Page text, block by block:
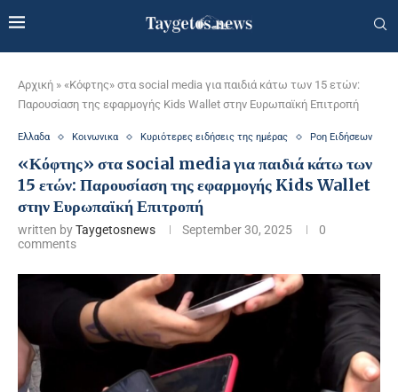
Αρχική » «Κόφτης» στα social media για παιδιά κάτω των 15 ετών:
Παρουσίαση της εφαρμογής Kids Wallet στην Ευρωπαϊκή Επιτροπή
Ελλαδα Κοινωνικα Κυριότερες ειδήσεις της ημέρας Ροη Ειδήσεων
«Κόφτης» στα social media για παιδιά κάτω των
15 ετών: Παρουσίαση της εφαρμογής Kids Wallet
στην Ευρωπαϊκή Επιτροπή
written byTaygetosnews September 30, 2025
0
comments